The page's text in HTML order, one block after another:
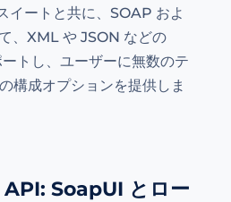
ートと共に、SOAP およ
、XML や JSON などの
トし、ユーザーに無数のテ
構成オプションを提供しま
API: SoapUI とロー